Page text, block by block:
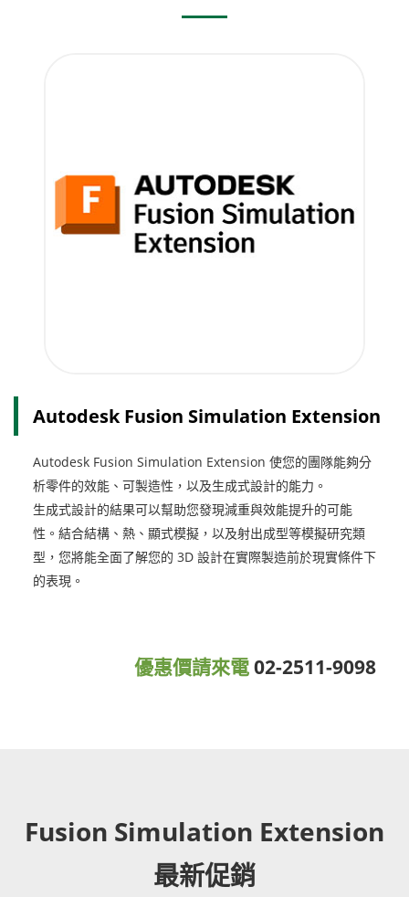
Autodesk Fusion Simulation Extension
Autodesk Fusion Simulation Extension 使您的團隊能夠分
析零件的效能、可製造性，以及生成式設計的能力。
生成式設計的結果可以幫助您發現減重與效能提升的可能
性。結合結構、熱、顯式模擬，以及射出成型等模擬研究類
型，您將能全面了解您的 3D 設計在實際製造前於現實條件下
的表現。
優惠價請來電02-2511-9098
Fusion Simulation Extension
最新促銷